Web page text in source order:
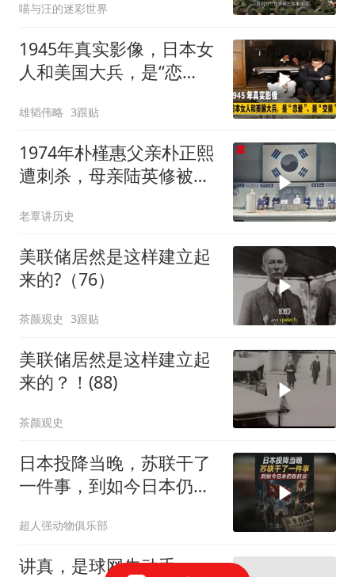
喵与汪的迷彩世界
1945年真实影像，日本女
人和美国大兵，是“恋
雄韬伟略 3跟贴
1974年朴槿惠父亲朴正熙
遭刺杀，母亲陆英修被爆
老覃讲历史
美联储居然是这样建立起
来的?（76）
茶颜观史 3跟贴
美联储居然是这样建立起
来的？！(88)
茶颜观史
日本投降当晚，苏联干了
一件事，到如今日本仍在
超人强动物俱乐部
讲真，是球网先动手